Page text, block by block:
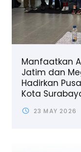
Manfaatkan
Jatim dan
Hadirkan
Kota
23 MAY 2026